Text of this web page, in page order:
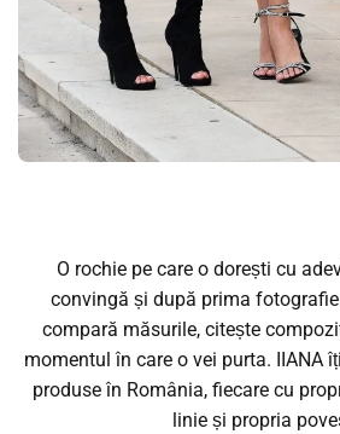
O rochie pe care o dorești cu
convingă și după prima
compară măsurile, citește
momentul în care o vei purta. IIANA
produse în România, fiecare cu
linie și propria